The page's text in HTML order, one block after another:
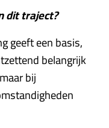
dit traject?
geeft een basis,
belangrijk
bij